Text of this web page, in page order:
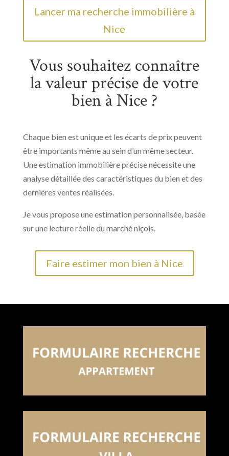
Lancer ma recherche immobilière à
Nice
Vous souhaitez connaître
la valeur précise de votre
bien à Nice ?
Chaque bien est unique et les écarts de prix peuvent
être importants même au sein d’un même secteur.
Une estimation immobilière précise nécessite une
analyse détaillée des caractéristiques du bien et des
dernières ventes réalisées.
Je vous propose une estimation personnalisée, basée
sur une lecture réelle du marché niçois.
Faire estimer mon bien à Nice